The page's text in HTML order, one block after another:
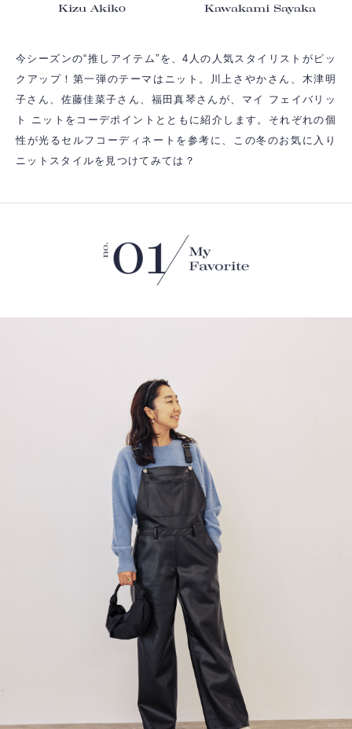
Kizu Akiko Kawakami Sayaka
今シーズンの“推しアイテム”を、4人の人気スタイリストがピッ
クアップ！ 第一弾のテーマはニット。川上さやかさん、木津明
子さん、佐藤佳菜子さん、福田真琴さんが、 マイ フェイバリッ
ト ニットをコーデポイントとともに紹介します。 それぞれの個
性が光るセルフコーディネートを参考に、この冬のお気に入り
ニットスタイルを見つけてみては？